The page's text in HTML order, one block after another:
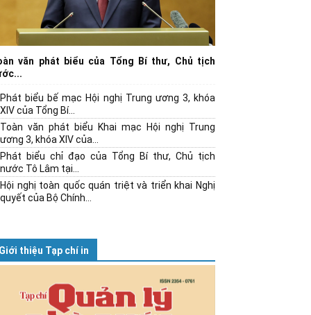
văn phát biểu của Tổng Bí thư, Chủ tịch
Phát biểu bế mạc Hội nghị Trung ương 3, khóa
XIV của Tổng Bí...
Toàn văn phát biểu Khai mạc Hội nghị Trung
ương 3, khóa XIV của...
Phát biểu chỉ đạo của Tổng Bí thư, Chủ tịch
nước Tô Lâm tại...
Hội nghị toàn quốc quán triệt và triển khai Nghị
quyết của Bộ Chính...
Giới thiệu Tạp chí in